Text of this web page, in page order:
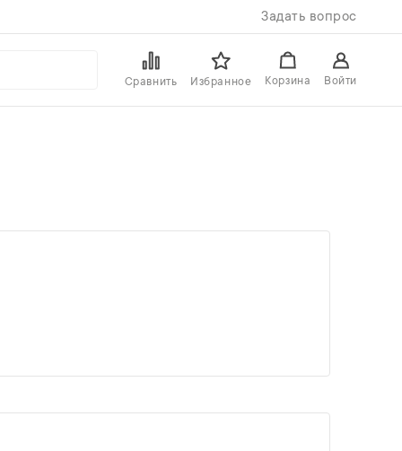
Задать вопрос
Сравнить Избранное Корзина Войти